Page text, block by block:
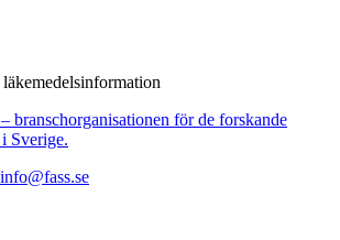
branschorganisationen för de forskande
Sverige.
info@fass.se